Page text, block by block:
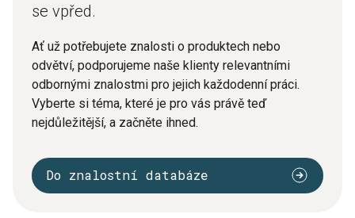
se vpřed.
Ať už potřebujete znalosti o produktech nebo
odvětví, podporujeme naše klienty relevantními
odbornými znalostmi pro jejich každodenní práci.
Vyberte si téma, které je pro vás právě teď
nejdůležitější, a začněte ihned.
Do znalostní databáze